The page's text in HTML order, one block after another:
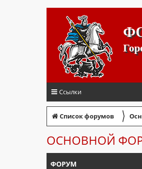
Ссылки
Список форумов 〉
ОСНОВНОЙ
ФОРУМ